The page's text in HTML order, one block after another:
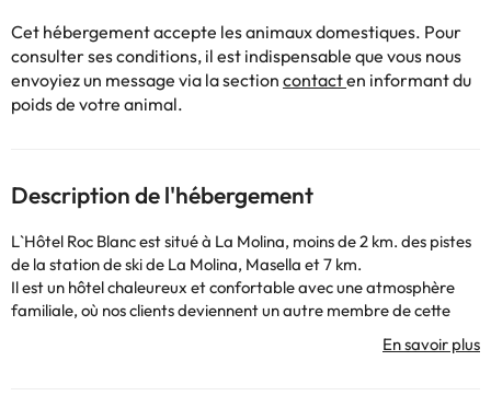
Cet hébergement accepte les animaux domestiques. Pour
consulter ses conditions, il est indispensable que vous nous
envoyiez un message via la section contacten informant du
poids de votre animal.
Description de l'hébergement
L`Hôtel Roc Blanc est situé à La Molina, moins de 2 km. des pistes
de la station de ski de La Molina, Masella et 7 km.
Il est un hôtel chaleureux et confortable avec une atmosphère
familiale, où nos clients deviennent un autre membre de cette
Idéal pour échapper à l' agitation de la ville et profiter de la